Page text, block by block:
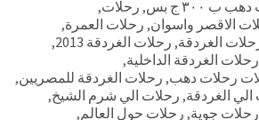
ب ٣٠٠ ج بس , رحلات,
الاقصر واسوان, رحلات العمرة,
الغردقة, رحلات الغردقة 2013
,
رحلات الغردقة الداخلية,
رحلات دهب, رحلات الغردقة للمصريين,
الغردقة, رحلات الي شرم الشيخ,
رحلات جوية, رحلات حول العالم,